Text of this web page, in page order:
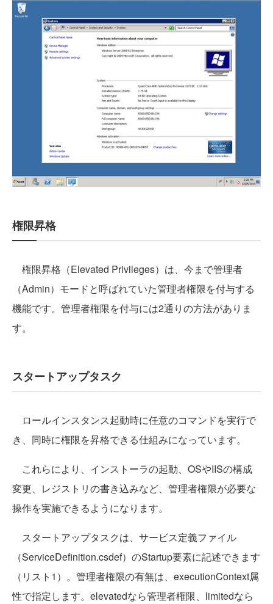
権限昇格
権限昇格（Elevated Privileges）は、今まで管理者
（Admin）モードと呼ばれていた管理者権限を付与する
機能です。管理者権限を付与には2通りの方法がありま
す。
スタートアップタスク
ロールインスタンス起動時に任意のコマンドを実行で
き、同時に権限を昇格できる仕組みになっています。
これらにより、インストーラの起動、OSやIISの構成
変更、レジストリの書き込みなど、管理者権限が必要な
操作を実施できるようになります。
スタートアップタスクは、サービス定義ファイル
（ServiceDefinition.csdef）のStartup要素に記述できます
（リスト1）。管理者権限の有無は、executionContext属
性で指定します。elevatedなら管理者権限、limitedなら